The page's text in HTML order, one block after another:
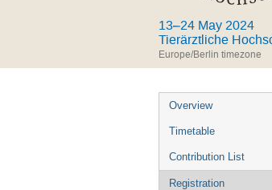
13–24 May 2024
Tierärztliche
Europe/Berlin timezone
Event
menu
Overview
Timetable
Contribution List
Registration